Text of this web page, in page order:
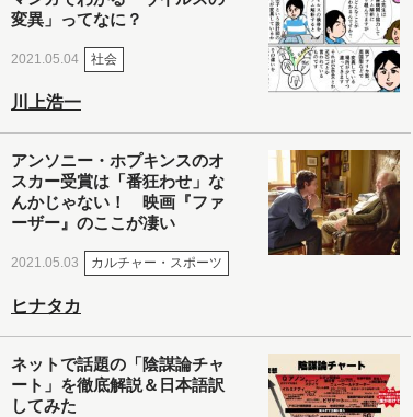
変異」ってなに？
2021.05.04 社会
川上浩一
アンソニー・ホプキンスのオ
スカー受賞は「番狂わせ」な
んかじゃない！ 映画『ファ
ーザー』のここが凄い
2021.05.03 カルチャー・スポーツ
ヒナタカ
ネットで話題の「陰謀論チャ
ート」を徹底解説＆日本語訳
してみた